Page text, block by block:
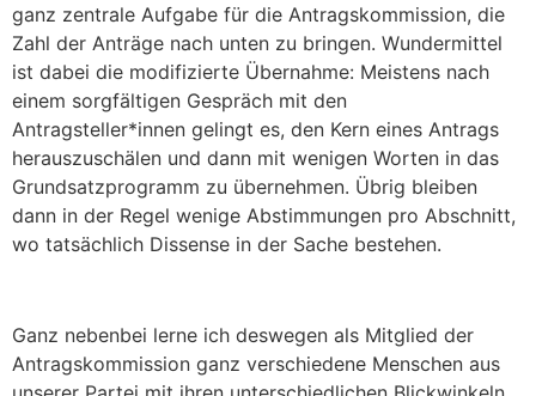
ganz zentrale Aufgabe für die Antragskommission, die
Zahl der Anträge nach unten zu bringen. Wundermittel
ist dabei die modifizierte Übernahme: Meistens nach
einem sorgfältigen Gespräch mit den
Antragsteller*innen gelingt es, den Kern eines Antrags
herauszuschälen und dann mit wenigen Worten in das
Grundsatzprogramm zu übernehmen. Übrig bleiben
dann in der Regel wenige Abstimmungen pro Abschnitt,
wo tatsächlich Dissense in der Sache bestehen.
Ganz nebenbei lerne ich deswegen als Mitglied der
Antragskommission ganz verschiedene Menschen aus